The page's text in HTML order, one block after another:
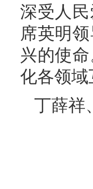
深受人
席英明
兴的使
化各领
丁薛祥